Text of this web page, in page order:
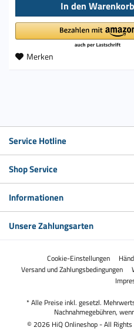
In den Warenkorb
Merken
Service Hotline
Shop Service
Informationen
Unsere Zahlungsarten
Cookie-Einstellungen
Versand und Zahlungsbedingungen
* Alle Preise inkl. gesetzl.
Nachnahmegebühren,
© 2026 HiQ Onlineshop - All Rights